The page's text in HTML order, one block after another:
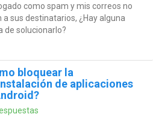
como spam y mis correos no
a sus destinatarios, ¿Hay alguna
de solucionarlo?
bloquear la
de aplicaciones